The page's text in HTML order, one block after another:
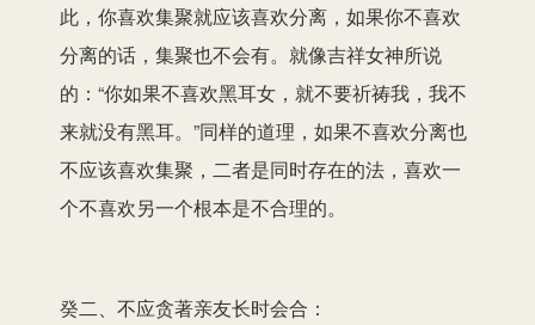
此，你喜欢集聚就应该喜欢分离，如果你不喜欢
分离的话，集聚也不会有。就像吉祥女神所说
的：“你如果不喜欢黑耳女，就不要祈祷我，我不
来就没有黑耳。”同样的道理，如果不喜欢分离也
不应该喜欢集聚，二者是同时存在的法，喜欢一
个不喜欢另一个根本是不合理的。
癸二、不应贪著亲友长时会合：